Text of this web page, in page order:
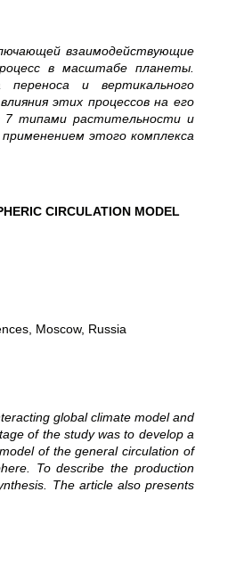
взаимодействующие
в масштабе планеты.
и вертикального
этих процессов на его
7 типами растительности и
этого комплекса
CIRCULATION MODEL
Moscow, Russia
global climate model and
of the study was to develop a
of the general circulation of
To describe the production
The article also presents